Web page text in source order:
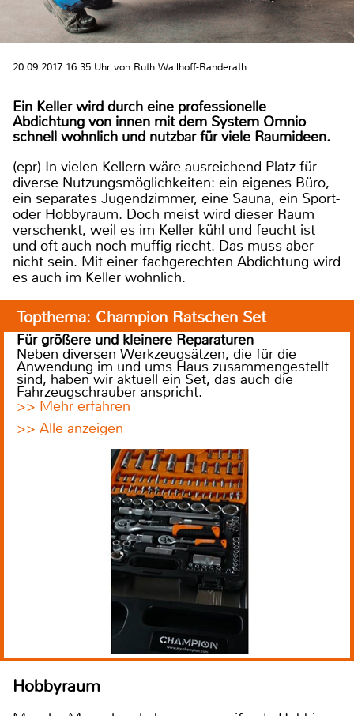
20.09.2017 16:35 Uhr von Ruth Wallhoff-Randerath
Ein Keller wird durch eine professionelle
Abdichtung von innen mit dem System Omnio
schnell wohnlich und nutzbar für viele Raumideen.
(epr) In vielen Kellern wäre ausreichend Platz für
diverse Nutzungsmöglichkeiten: ein eigenes Büro,
ein separates Jugendzimmer, eine Sauna, ein Sport-
oder Hobbyraum. Doch meist wird dieser Raum
verschenkt, weil es im Keller kühl und feucht ist
und oft auch noch muffig riecht. Das muss aber
nicht sein. Mit einer fachgerechten Abdichtung wird
es auch im Keller wohnlich.
Topthema: Champion Ratschen Set
Für größere und kleinere Reparaturen
Neben diversen Werkzeugsätzen, die für die
Anwendung im und ums Haus zusammengestellt
sind, haben wir aktuell ein Set, das auch die
Fahrzeugschrauber anspricht.
>> Mehr erfahren
>> Alle anzeigen
Hobbyraum